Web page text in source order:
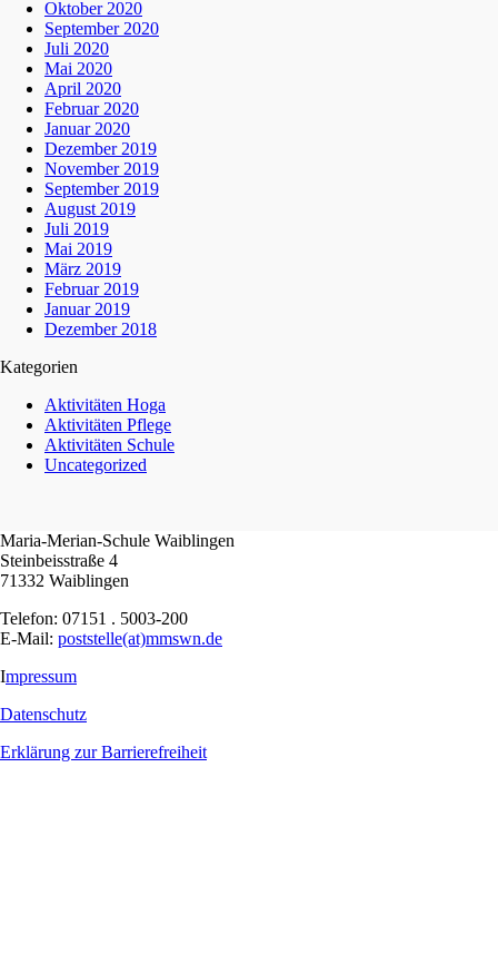
Oktober 2020
September 2020
Juli 2020
Mai 2020
April 2020
Februar 2020
Januar 2020
Dezember 2019
November 2019
September 2019
August 2019
Juli 2019
Mai 2019
März 2019
Februar 2019
Januar 2019
Dezember 2018
Kategorien
Aktivitäten Hoga
Aktivitäten Pflege
Aktivitäten Schule
Uncategorized
Maria-Merian-Schule Waiblingen
Steinbeisstraße 4
71332 Waiblingen
Telefon: 07151 . 5003-200
E-Mail: poststelle(at)mmswn.de
Impressum
Datenschutz
Erklärung zur Barrierefreiheit